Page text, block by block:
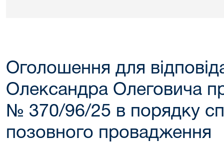
Оголошення для
Олександра Олеговича
№ 370/96/25 в порядку
позовного провадження